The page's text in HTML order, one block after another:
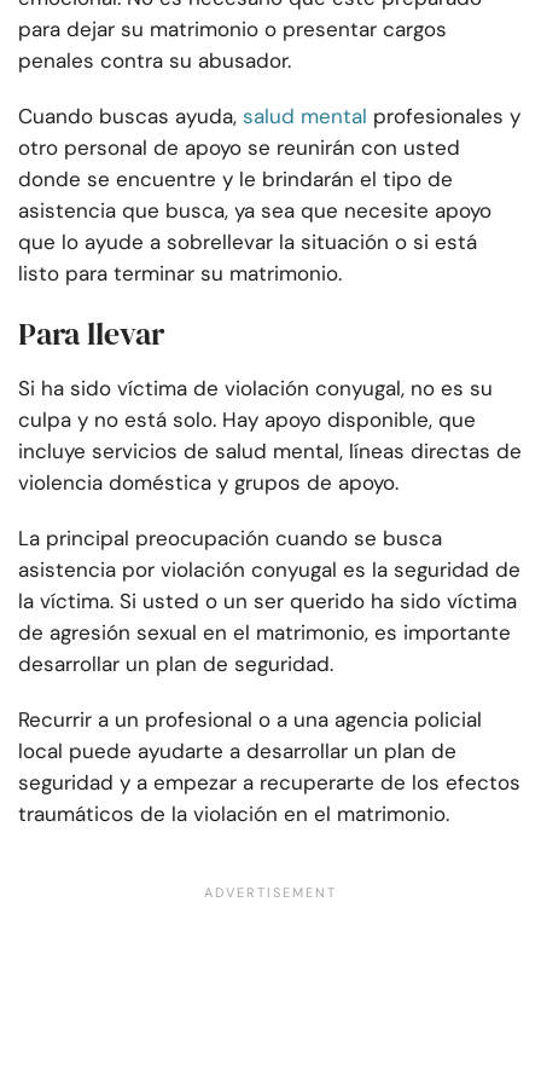
para dejar su matrimonio o presentar cargos
penales contra su abusador.
Cuando buscas ayuda, salud mental profesionales y
otro personal de apoyo se reunirán con usted
donde se encuentre y le brindarán el tipo de
asistencia que busca, ya sea que necesite apoyo
que lo ayude a sobrellevar la situación o si está
listo para terminar su matrimonio.
Para llevar
Si ha sido víctima de violación conyugal, no es su
culpa y no está solo. Hay apoyo disponible, que
incluye servicios de salud mental, líneas directas de
violencia doméstica y grupos de apoyo.
La principal preocupación cuando se busca
asistencia por violación conyugal es la seguridad de
la víctima. Si usted o un ser querido ha sido víctima
de agresión sexual en el matrimonio, es importante
desarrollar un plan de seguridad.
Recurrir a un profesional o a una agencia policial
local puede ayudarte a desarrollar un plan de
seguridad y a empezar a recuperarte de los efectos
traumáticos de la violación en el matrimonio.